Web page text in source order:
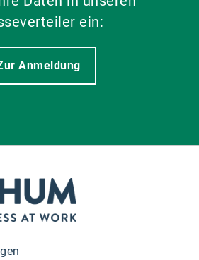
ein:
Anmeldung